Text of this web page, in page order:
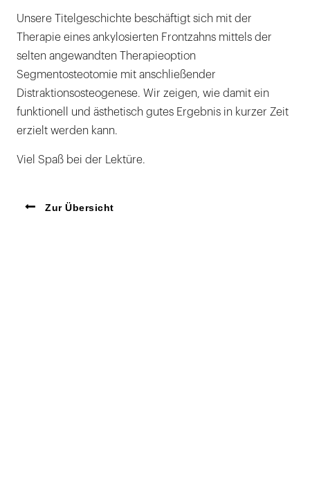
Unsere Titelgeschichte beschäftigt sich mit der
Therapie eines ankylosierten Frontzahns mittels der
selten angewandten Therapieoption
Segmentosteotomie mit anschließender
Distraktionsosteogenese. Wir zeigen, wie damit ein
funktionell und ästhetisch gutes Ergebnis in kurzer Zeit
erzielt werden kann.
Viel Spaß bei der Lektüre.
Zur Übersicht